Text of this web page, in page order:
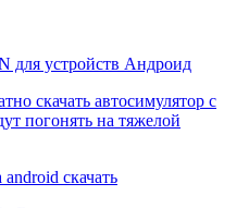
для устройств Андроид
скачать автосимулятор с
погонять на тяжелой
скачать